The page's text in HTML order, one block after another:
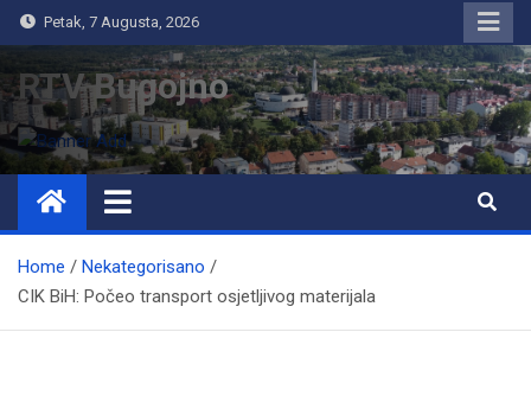
Petak, 7 Augusta, 2026
RTV Bugojno
Home
Nekategorisano
CIK BiH: Počeo transport osjetljivog materijala